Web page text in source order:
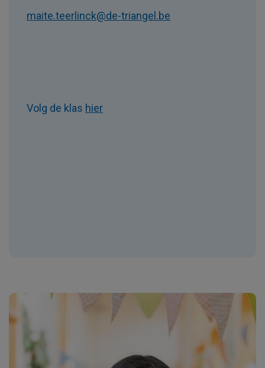
maite.teerlinck@de-triangel.be
Volg de klas hier